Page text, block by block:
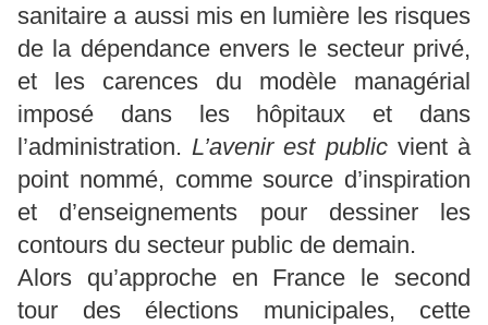
sanitaire a aussi mis en lumière les risques
de la dépendance envers le secteur privé,
et les carences du modèle managérial
imposé dans les hôpitaux et dans
l’administration. L’avenir est publicvient à
point nommé, comme source d’inspiration
et d’enseignements pour dessiner les
contours du secteur public de demain.
Alors qu’approche en France le second
tour des élections municipales, cette